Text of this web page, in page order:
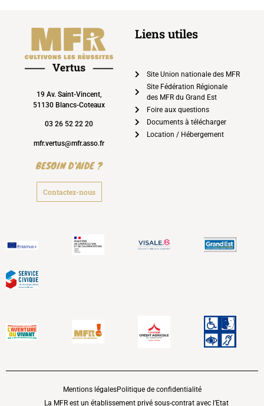
19 Av. Saint-Vincent,
51130 Blancs-Coteaux
03 26 52 22 20
mfr.vertus@mfr.asso.fr
BESOIN D'AIDE ?
Contactez-nous
Liens utiles
Site Union nationale des MFR
Site Fédération Régionale
des MFR du Grand Est
Foire aux questions
Documents à télécharger
Location / Hébergement
Mentions légalesPolitique de confidentialité
La MFR est un établissement privé sous-contrat avec l’Etat